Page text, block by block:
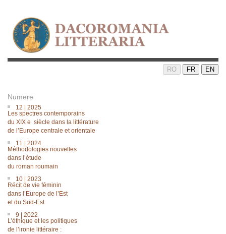
RO FR EN
Numere
12 | 2025
Les spectres contemporains
du XIX e siècle dans la littérature
de lʼEurope centrale et orientale
11 | 2024
Méthodologies nouvelles
dans lʼétude
du roman roumain
10 | 2023
Récit de vie féminin
dans l’Europe de l’Est
et du Sud-Est
9 | 2022
L’éthique et les politiques
de l’ironie littéraire :